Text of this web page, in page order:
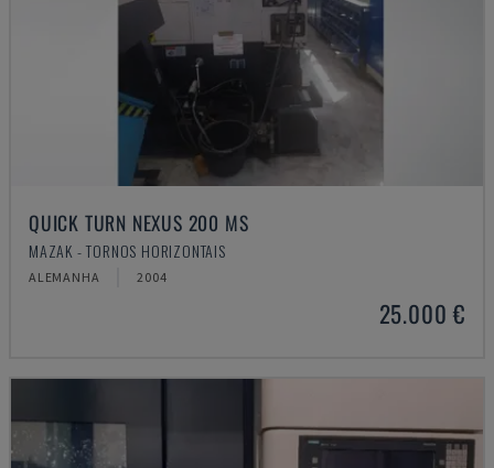
QUICK TURN NEXUS 200 MS
MAZAK - TORNOS HORIZONTAIS
ALEMANHA 2004
25.000 €